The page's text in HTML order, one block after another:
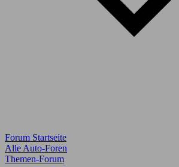
Forum Startseite
Alle Auto-Foren
Themen-Forum